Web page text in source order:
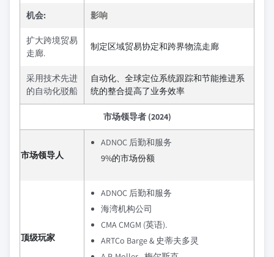
机会: 影响
扩大跨境贸易
走廊.
制定区域贸易协定和跨界物流走廊
采用技术先进
的自动化驳船
自动化、全球定位系统跟踪和节能推进系
统的整合提高了业务效率
市场领导者 (2024)
市场领导人
ADNOC 后勤和服务
9%的市场份额
顶级玩家
ADNOC 后勤和服务
海湾机构公司
CMA CMGM (英语).
ARTCo Barge & 史蒂夫多灵